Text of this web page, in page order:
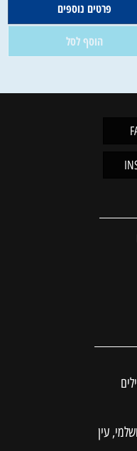
פרטים נוספים
הוסף לסל
עין